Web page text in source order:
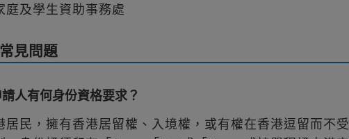
庭及學生資助事務處
見問題
人有何身份資格要求？
居民，擁有香港居留權、入境權，或有權在香港逗留而不受